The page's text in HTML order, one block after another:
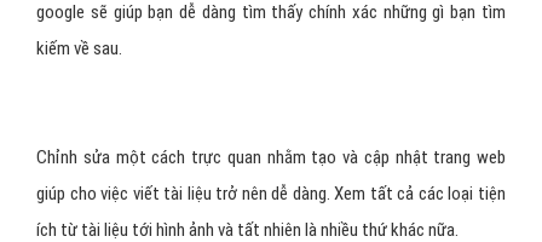
google sẽ giúp bạn dễ dàng tìm thấy chính xác những gì bạn tìm
kiếm về sau.
Chỉnh sửa một cách trực quan nhằm tạo và cập nhật trang web
giúp cho việc viết tài liệu trở nên dễ dàng. Xem tất cả các loại tiện
ích từ tài liệu tới hình ảnh và tất nhiên là nhiều thứ khác nữa.